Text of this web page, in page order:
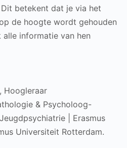
Dit betekent dat je via het
de hoogte wordt gehouden
informatie van hen
Hoogleraar
& Psycholoog-
| Erasmus
Universiteit Rotterdam.